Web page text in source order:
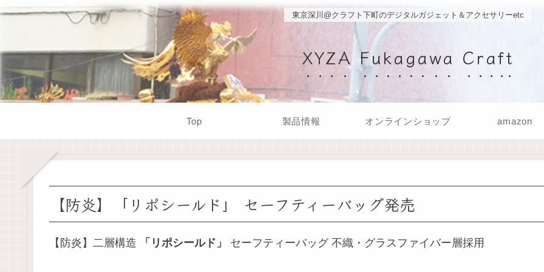
東京深川@クラフト下町のデジタルガジェット＆アクセサリーetc
XYZA Fukagawa Craft
Top 製品情報 オンラインショップ amazon
【防炎】「リポシールド」 セーフティーバッグ発売
【防炎】二層構造 「リポシールド」 セーフティーバッグ 不織・グラスファイバー層採用